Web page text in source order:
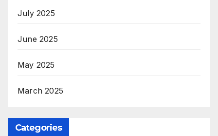
July 2025
June 2025
May 2025
March 2025
Categories